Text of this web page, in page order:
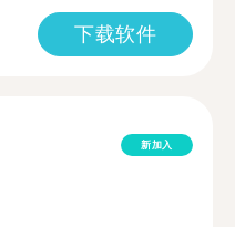
下载软件
新加入